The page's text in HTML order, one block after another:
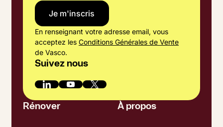
En renseignant votre adresse email, vous
acceptez les Conditions Générales de Vente
de Vasco.
Suivez nous
Rénover À propos